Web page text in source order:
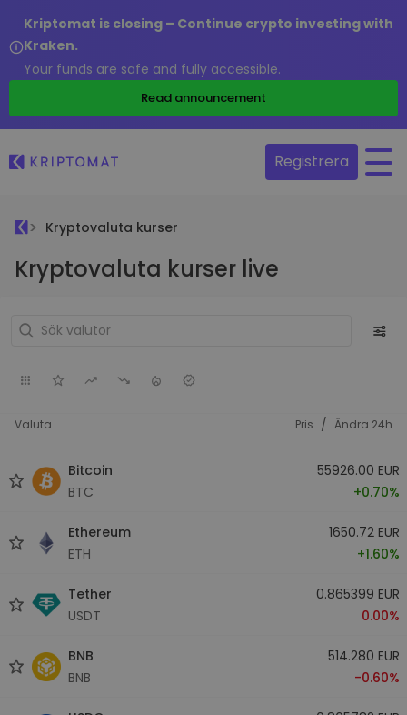
Kriptomat is closing – Continue crypto investing with
Kraken.
Your funds are safe and fully accessible.
Read announcement
Registrera
Kryptovaluta kurser
Kryptovaluta kurser live
Valuta Pris / Ändra 24h
Bitcoin
BTC
55926.00 EUR
+0.70%
Ethereum
ETH
1650.72 EUR
+1.60%
Tether
USDT
0.865399 EUR
0.00%
BNB
BNB
514.280 EUR
-0.60%